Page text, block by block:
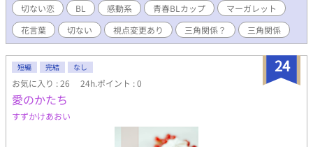
切ない恋 BL 感動系 青春BLカップ​
マーガレット
花言葉
切ない 視点変更あり 三角関係？ 三角関係
24
短編 完結 なし
お気に入り : 26 24h.ポイント : 0
愛のかたち
すずかけあおい